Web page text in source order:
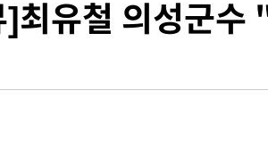
9시 1423.8원
(0.74%) 상승한 807.62개장
탈환…1.09% 오른 6365.07 개장
낮 39도 '폭염중대경보'
최유철 의성군